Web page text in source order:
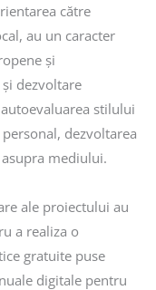
către
au un caracter
și
dezvoltare
stilului
dezvoltarea
mediului.
ale proiectului au
a realiza o
gratuite puse
digitale pentru